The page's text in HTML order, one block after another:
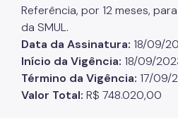
Referência, por 12 meses,
da SMUL.
Data da Assinatura: 18/09/
Início da Vigência: 18/09/
Término da Vigência: 17/09/
Valor Total: R$ 748.020,00